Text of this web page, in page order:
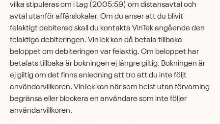
vilka stipuleras om i Lag (2005:59) om distansavtal och
avtal utanför affärslokaler. Om du anser att du blivit
felaktigt debiterad skall du kontakta VinTek angående den
felaktiga debiteringen. VinTek kan då betala tillbaka
beloppet om debiteringen var felaktig. Om beloppet har
betalats tillbaka är bokningen ej längre giltig. Bokningen är
ej giltig om det finns anledning att tro att du inte följt
användarvillkoren. VinTek kan när som helst utan förvarning
begränsa eller blockera en användare som inte följer
användarvillkoren.